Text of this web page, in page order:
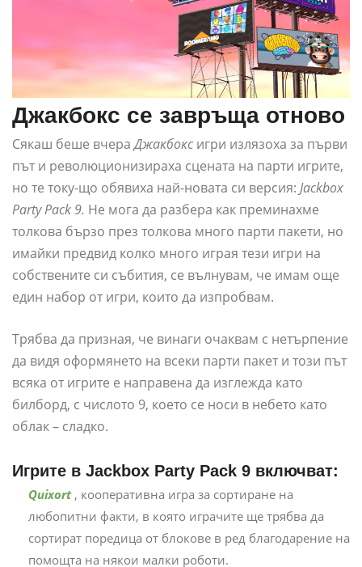
Джакбокс се завръща отново
Сякаш беше вчераДжакбокс игри излязоха за първи
път и революционизираха сцената на парти игрите,
но те току-що обявиха най-новата си версия: Jackbox
Party Pack 9. Не мога да разбера как преминахме
толкова бързо през толкова много парти пакети, но
имайки предвид колко много играя тези игри на
собствените си събития, се вълнувам, че имам още
един набор от игри, които да изпробвам.
Трябва да призная, че винаги очаквам с нетърпение
да видя оформянето на всеки парти пакет и този път
всяка от игрите е направена да изглежда като
билборд, с числото 9, което се носи в небето като
облак – сладко.
Игрите в Jackbox Party Pack 9 включват:
Quixort , кооперативна игра за сортиране на
любопитни факти, в която играчите ще трябва да
сортират поредица от блокове в ред благодарение на
помощта на някои малки роботи.